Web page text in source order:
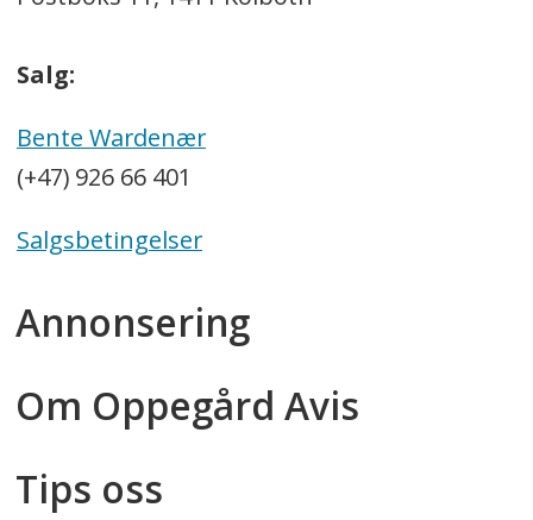
Salg:
Bente Wardenær
(+47) 926 66 401
Salgsbetingelser
Annonsering
Om Oppegård Avis
Tips oss